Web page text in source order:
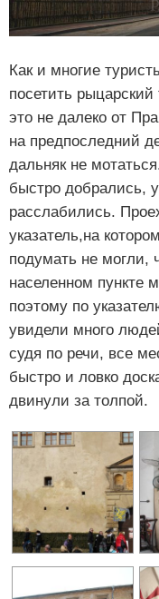
Как и многие
посетить
это не далеко от
на предпоследний
дальняк не
быстро добрались,
расслабились.
указатель,на
подумать не могли,
населенном пункте
поэтому по
увидели много
судя по речи, все
быстро и ловко
двинули за толпой.